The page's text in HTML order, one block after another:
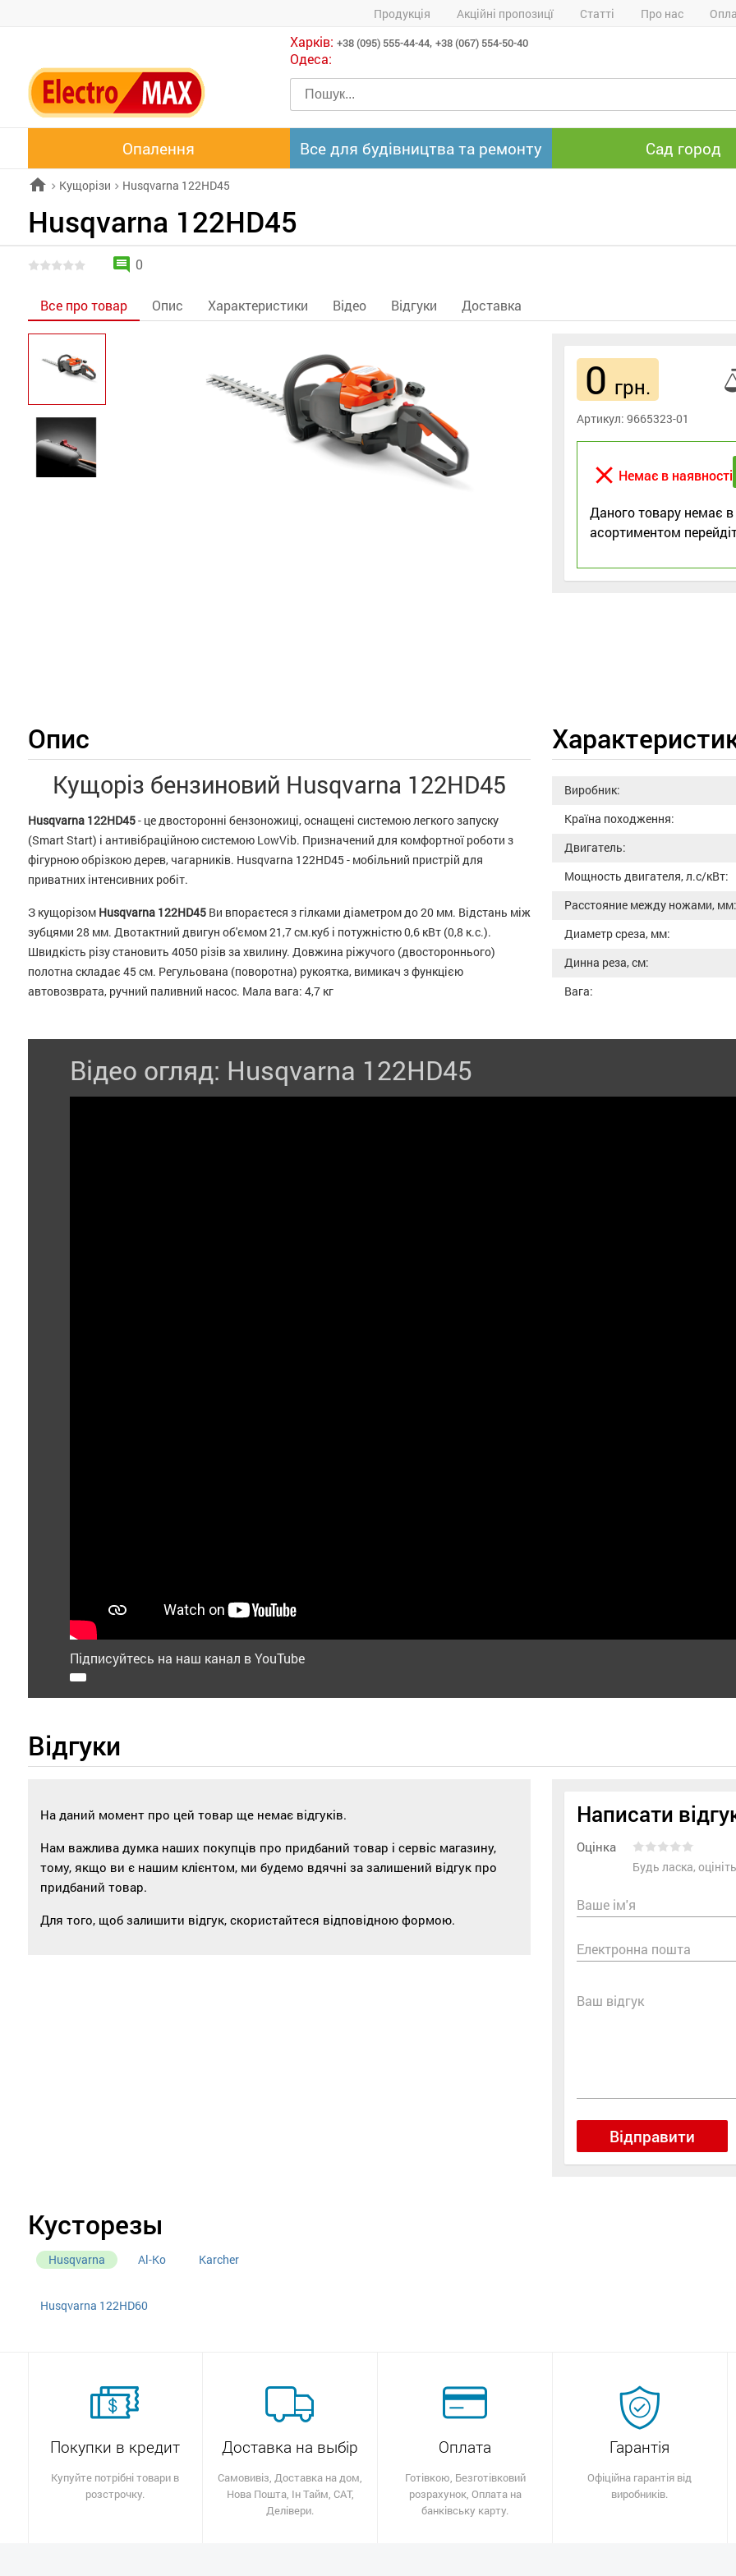
Продукція Акційні пропозицї Статті Про нас
Харків: +38 (095) 555-44-44, +38 (067) 554-50-40
Одеса:
Опалення Все для будівництва та ремонту Сад город
home chevron_right Кущорізи chevron_right Husqvarna 122HD45
Husqvarna 122HD45
comment 0
Все про товар Опис Характеристики Відео Відгуки Доставка
0 грн.
Артикул: 9665323-01
close Немає в наявності
Даного товару немає
асортиментом
Опис
Кущоріз бензиновий Husqvarna 122HD45
Husqvarna 122HD45- це двосторонні бензоножиці, оснащені системою легкого запуску
(Smart Start) і антивібраційною системою LowVib. Призначений для комфортної роботи з
фігурною обрізкою дерев, чагарників. Husqvarna 122HD45 - мобільний пристрій для
приватних інтенсивних робіт.
З кущорізом Husqvarna 122HD45Ви впораєтеся з гілками діаметром до 20 мм. Відстань між
зубцями 28 мм. Двотактний двигун об'ємом 21,7 см.куб і потужністю 0,6 кВт (0,8 к.с.).
Швидкість різу становить 4050 різів за хвилину. Довжина ріжучого (двостороннього)
полотна складає 45 см. Регульована (поворотна) рукоятка, вимикач з функцією
автовозврата, ручний паливний насос. Мала вага: 4,7 кг
Виробник:
Країна походження:
Двигатель:
Мощность двигателя, л.с/кВт:
Расстояние между ножами, мм:
Диаметр среза, мм:
Динна реза, см:
Вага:
Відео огляд: Husqvarna 122HD45
Підписуйтесь на наш канал в YouTube
Відгуки
На даний момент про цей товар ще немає відгуків.
Нам важлива думка наших покупців про придбаний товар і сервіс магазину,
тому, якщо ви є нашим клієнтом, ми будемо вдячні за залишений відгук про
придбаний товар.
Для того, щоб залишити відгук, скористайтеся відповідною формою.
Написати
Оцінка
Будь ласка,
Ваше ім'я
Електронна пошта
Ваш відгук
Відправити
Кусторезы
Husqvarna Al-Ko Karcher
Husqvarna 122HD60
Покупки в кредит
Купуйте потрібні товари в
розстрочку.
Доставка на выбір
Самовивіз, Доставка на дом,
Нова Пошта, Ін Тайм, САТ,
Делівери.
Оплата
Готівкою, Безготівковий
розрахунок, Оплата на
банківську карту.
Гарантія
Офіційна гарантія від
виробників.